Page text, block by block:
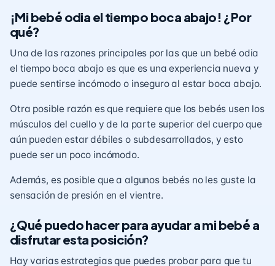
¡Mi bebé odia el tiempo boca abajo! ¿Por
qué?
Una de las razones principales por las que un bebé odia
el tiempo boca abajo es que es una experiencia nueva y
puede sentirse incómodo o inseguro al estar boca abajo.
Otra posible razón es que requiere que los bebés usen los
músculos del cuello y de la parte superior del cuerpo que
aún pueden estar débiles o subdesarrollados, y esto
puede ser un poco incómodo.
Además, es posible que a algunos bebés no les guste la
sensación de presión en el vientre.
¿Qué puedo hacer para ayudar a mi bebé a
disfrutar esta posición?
Hay varias estrategias que puedes probar para que tu